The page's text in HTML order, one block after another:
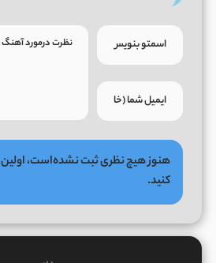
هنوز هیچ نظری ثبت نشده‌است، اولین
کنید.